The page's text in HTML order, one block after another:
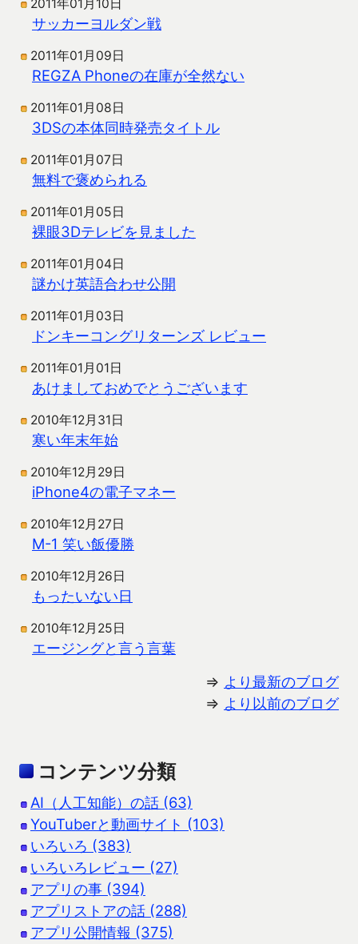
2011年01月10日
サッカーヨルダン戦
2011年01月09日
REGZA Phoneの在庫が全然ない
2011年01月08日
3DSの本体同時発売タイトル
2011年01月07日
無料で褒められる
2011年01月05日
裸眼3Dテレビを見ました
2011年01月04日
謎かけ英語合わせ公開
2011年01月03日
ドンキーコングリターンズ レビュー
2011年01月01日
あけましておめでとうございます
2010年12月31日
寒い年末年始
2010年12月29日
iPhone4の電子マネー
2010年12月27日
M-1 笑い飯優勝
2010年12月26日
もったいない日
2010年12月25日
エージングと言う言葉
⇒ より最新のブログ
⇒ より以前のブログ
コンテンツ分類
AI（人工知能）の話 (63)
YouTuberと動画サイト (103)
いろいろ (383)
いろいろレビュー (27)
アプリの事 (394)
アプリストアの話 (288)
アプリ公開情報 (375)